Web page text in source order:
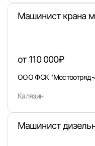
Машинист крана
от 110 000₽
ООО ФСК "Мостоотряд-
Калязин
Машинист